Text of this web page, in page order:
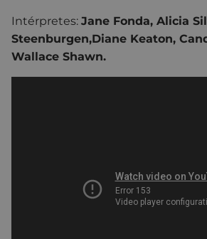
Intérpretes: Jane Fonda, Alicia
Steenburgen,Diane Keaton,
Wallace Shawn.